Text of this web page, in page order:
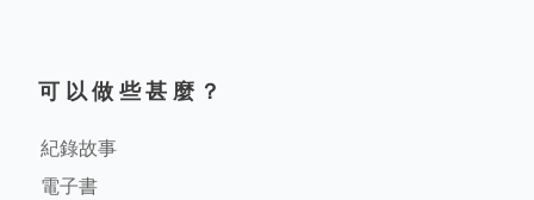
可以做些甚麼？
紀錄故事
電子書